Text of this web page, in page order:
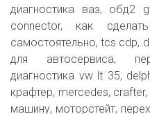
диагностика ваз, обд2
connector, как
самостоятельно, tcs cdp,
для автосервиса,
диагностика vw lt 35,
крафтер, mercedes,
машину, моторстейт,